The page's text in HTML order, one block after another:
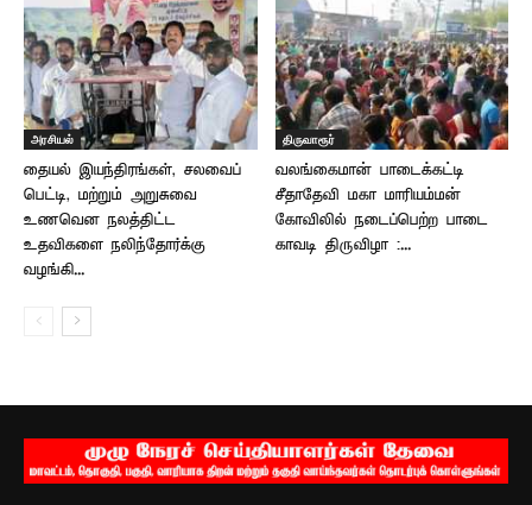
அரசியல்
தையல் இயந்திரங்கள், சலவைப்
பெட்டி, மற்றும் அறுசுவை
உணவென நலத்திட்ட
உதவிகளை நலிந்தோர்க்கு
வழங்கி...
திருவாரூர்
வலங்கைமான் பாடைக்கட்டி
சீதாதேவி மகா மாரியம்மன்
கோவிலில் நடைப்பெற்ற பாடை
காவடி திருவிழா :...